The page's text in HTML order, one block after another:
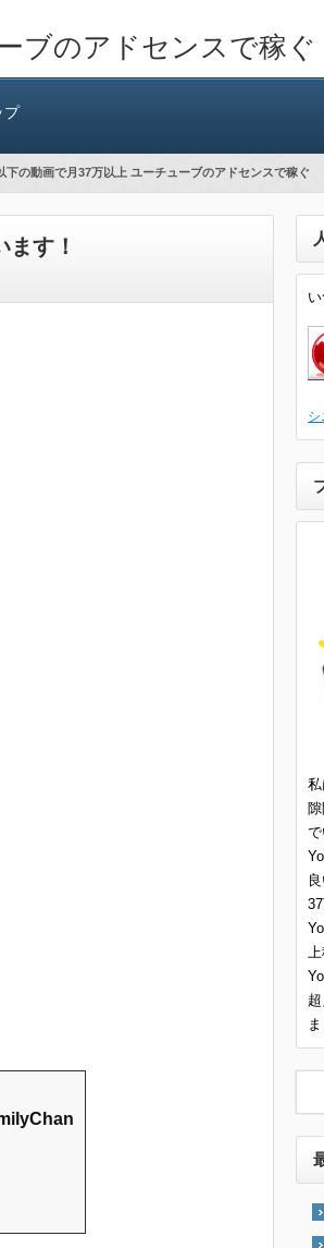
ブのアドセンスで稼ぐ
プ
の動画で月37万以上 ユーチューブのアドセンスで稼ぐ
す！
シ
で
上
ま